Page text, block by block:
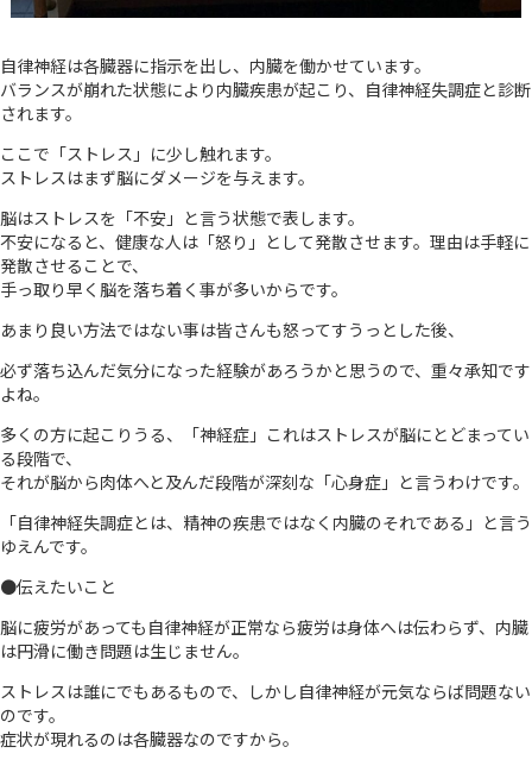
自律神経は各臓器に指示を出し、内臓を働かせています。
バランスが崩れた状態により内臓疾患が起こり、自律神経失調症と診断
されます。
ここで「ストレス」に少し触れます。
ストレスはまず脳にダメージを与えます。
脳はストレスを「不安」と言う状態で表します。
不安になると、健康な人は「怒り」として発散させます。理由は手軽に
発散させることで、
手っ取り早く脳を落ち着く事が多いからです。
あまり良い方法ではない事は皆さんも怒ってすうっとした後、
必ず落ち込んだ気分になった経験があろうかと思うので、重々承知です
よね。
多くの方に起こりうる、「神経症」これはストレスが脳にとどまってい
る段階で、
それが脳から肉体へと及んだ段階が深刻な「心身症」と言うわけです。
「自律神経失調症とは、精神の疾患ではなく内臓のそれである」と言う
ゆえんです。
●伝えたいこと
脳に疲労があっても自律神経が正常なら疲労は身体へは伝わらず、内臓
は円滑に働き問題は生じません。
ストレスは誰にでもあるもので、しかし自律神経が元気ならば問題ない
のです。
症状が現れるのは各臓器なのですから。